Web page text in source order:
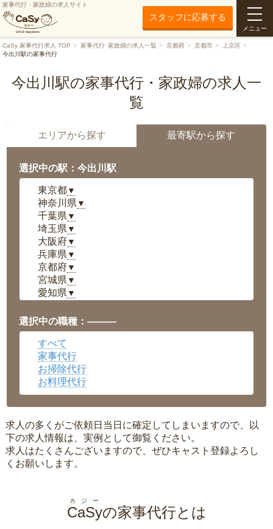
家事代行・家政婦の求人サイト
スタッフに応募する
メニュー
CaSy 家事代行求人 TOP 家事代行･家政婦の求人一覧 京都府 京都市
上京区
今出川駅の家事代行
今出川駅の家事代行・家政婦の求人一
覧
エリアから探す 最寄駅から探す
選択中の駅：今出川駅
東京都▼
神奈川県 ▼
千葉県 ▼
埼玉県 ▼
大阪府▼
兵庫県 ▼
京都府▼
宮城県 ▼
愛知県 ▼
岡山県▼
広島県▼
沖縄県
選択中の職種：———
すべて
家事代行
お掃除代行
お料理代行
求人の多くがご依頼日当日に確定してしまいますので、以
下の求人情報は、実例として御覧ください。
求人はたくさんございますので、ぜひキャスト登録よろし
くお願いします。
CaSy
カジー
の家事代行とは